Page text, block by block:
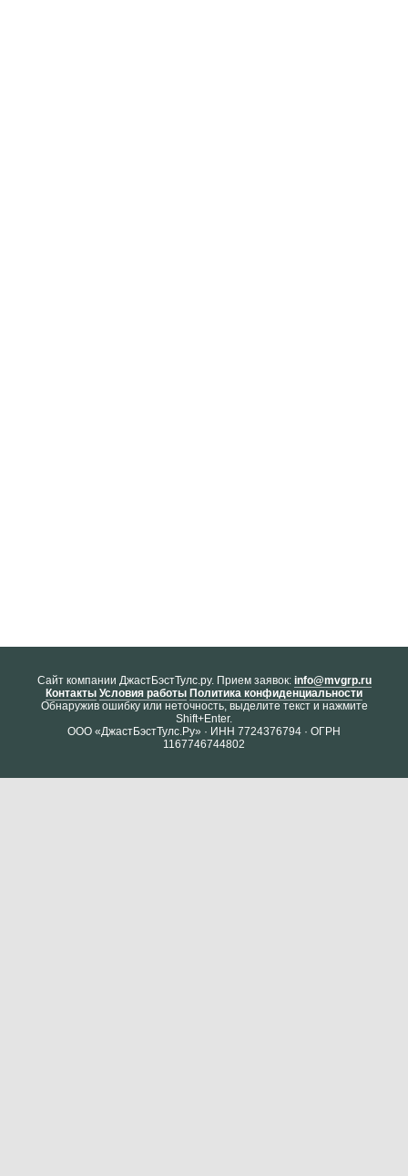
Cайт компании ДжастБэстТулс.ру. Прием заявок: info@mvgrp.ru
Контакты Условия работы Политика конфиденциальности
Обнаружив ошибку или неточность, выделите текст и нажмите
Shift+Enter.
ООО «ДжастБэстТулс.Ру» · ИНН 7724376794 · ОГРН
1167746744802